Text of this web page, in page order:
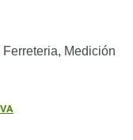
Ferreteria, Medición